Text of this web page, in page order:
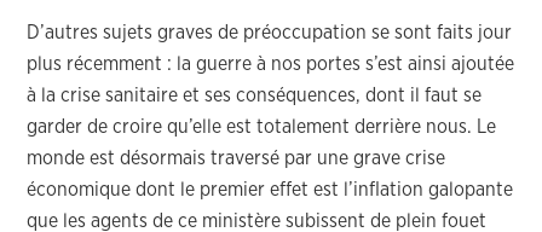
D’autres sujets graves de préoccupation se sont faits jour
plus récemment : la guerre à nos portes s’est ainsi ajoutée
à la crise sanitaire et ses conséquences, dont il faut se
garder de croire qu’elle est totalement derrière nous. Le
monde est désormais traversé par une grave crise
économique dont le premier effet est l’inflation galopante
que les agents de ce ministère subissent de plein fouet